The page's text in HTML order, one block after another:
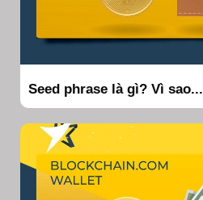
Seed phrase là gì? Vì sao...